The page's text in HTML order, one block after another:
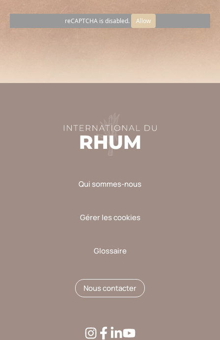
reCAPTCHA is disabled. Allow
vide.
Qui sommes-nous
Gérer les cookies
Glossaire
Nous contacter